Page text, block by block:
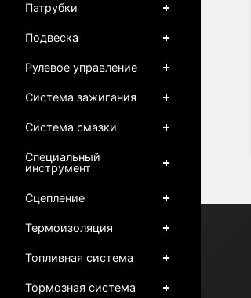
Патрубки
Подвеска
Рулевое управление
Система зажигания
Система смазки
Специальный
инструмент
Сцепление
Термоизоляция
Топливная система
Тормозная система